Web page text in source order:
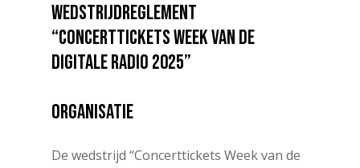
WEDSTRIJDREGLEMENT
“ConcertticketsWeekvande
DigitaleRadio2025”
ORGANISATIE
De wedstrijd “Concerttickets Week van de